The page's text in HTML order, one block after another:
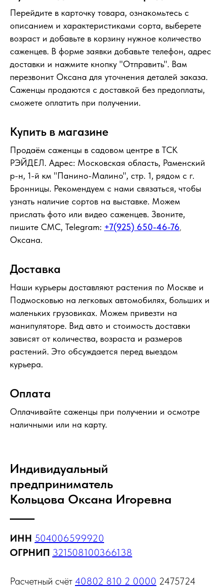
Перейдите в карточку товара, ознакомьтесь с
описанием и характеристиками сорта, выберете
возраст и добавьте в корзину нужное количество
саженцев. В форме заявки добавьте телефон, адрес
доставки и нажмите кнопку "Отправить". Вам
перезвонит Оксана для уточнения деталей заказа.
Саженцы продаются с доставкой без предоплаты,
сможете оплатить при получении.
Купить в магазине
Продаём саженцы в садовом центре в ТСК
РЭЙДЕЛ. Адрес: Московская область, Раменский
р-н, 1-й км "Панино-Малино", стр. 1, рядом с г.
Бронницы. Рекомендуем с нами связаться, чтобы
узнать наличие сортов на выставке. Можем
прислать фото или видео саженцев. Звоните,
пишите СМС, Telegram: +7(925) 650-46-76,
Оксана.
Доставка
Наши курьеры доставляют растения по Москве и
Подмосковью на легковых автомобилях, больших и
маленьких грузовиках. Можем привезти на
манипуляторе. Вид авто и стоимость доставки
зависят от количества, возраста и размеров
растений. Это обсуждается перед выездом
курьера.
Оплата
Оплачивайте саженцы при получении и осмотре
наличными или на карту.
Индивидуальный
предприниматель
Кольцова Оксана Игоревна
ИНН 504006599920
ОГРНИП 321508100366138
Расчетный счёт 40802 810 2 0000 2475724